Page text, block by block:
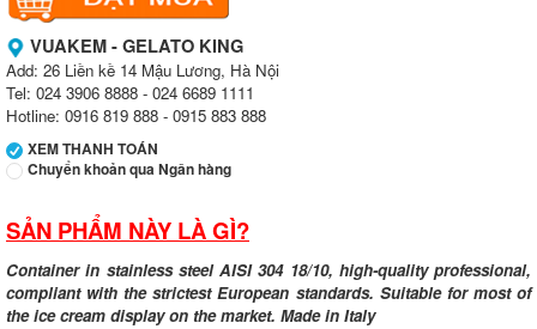
VUAKEM - GELATO KING
Add: 26 Liền kề 14 Mậu Lương, Hà Nội
Tel: 024 3906 8888 - 024 6689 1111
Hotline: 0916 819 888 - 0915 883 888
XEM THANH TOÁN
Chuyển khoản qua Ngân hàng
Ngân hàng Ngoại thương Việt Nam
Chi nhánh:
Chủ TK:
Công ty TNHH TADAVINA
069 1000 886 001
SẢN PHẨM NÀY LÀ GÌ?
Container in stainless steel AISI 304 18/10, high-quality professional,
compliant with the strictest European standards. Suitable for most of
the ice cream display on the market. Made in Italy